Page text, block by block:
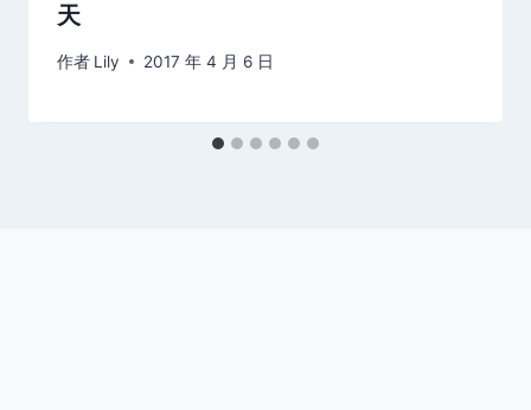
天
作者 Lily 2017 年 4 月 6 日